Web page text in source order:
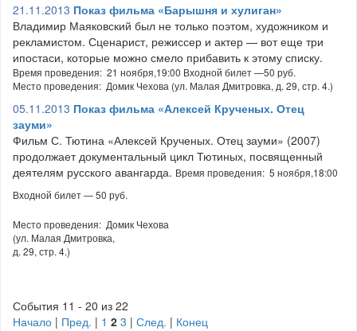
21.11.2013 Показ фильма «Барышня и хулиган»
Владимир Маяковский был не только поэтом, художником и
рекламистом. Сценарист, режиссер и актер — вот еще три
ипостаси, которые можно смело прибавить к этому списку.
Время проведения: 21 ноября,19:00 Входной билет —50 руб.
Место проведения: Домик Чехова (ул. Малая Дмитровка, д. 29, стр. 4.)
05.11.2013 Показ фильма «Алексей Крученых. Отец
зауми»
Фильм С. Тютина «Алексей Крученых. Отец зауми» (2007)
продолжает документальный цикл Тютиных, посвященный
деятелям русского авангарда. Время проведения: 5 ноября,18:00
Входной билет — 50 руб.
Место проведения: Домик Чехова
(ул. Малая Дмитровка,
д. 29, стр. 4.)
События 11 - 20 из 22
Начало | Пред. | 1 2 3 | След. | Конец